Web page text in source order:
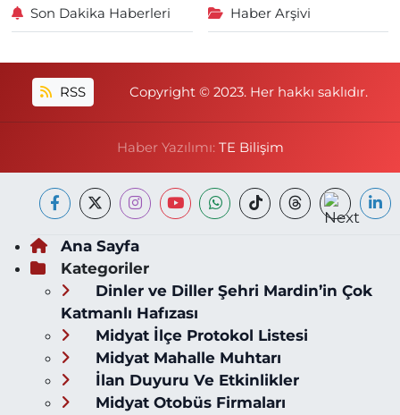
Son Dakika Haberleri Haber Arşivi
RSS Copyright © 2023. Her hakkı saklıdır.
Haber Yazılımı: TE Bilişim
Ana Sayfa
Kategoriler
Dinler ve Diller Şehri Mardin’in Çok
Katmanlı Hafızası
Midyat İlçe Protokol Listesi
Midyat Mahalle Muhtarı
İlan Duyuru Ve Etkinlikler
Midyat Otobüs Firmaları